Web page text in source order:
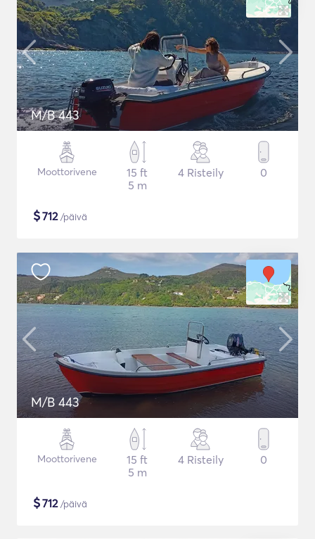
M/B 443
Moottorivene
15 ft
5 m
4 Risteily 0
$712/päivä
M/B 443
Moottorivene
15 ft
5 m
4 Risteily 0
$712/päivä